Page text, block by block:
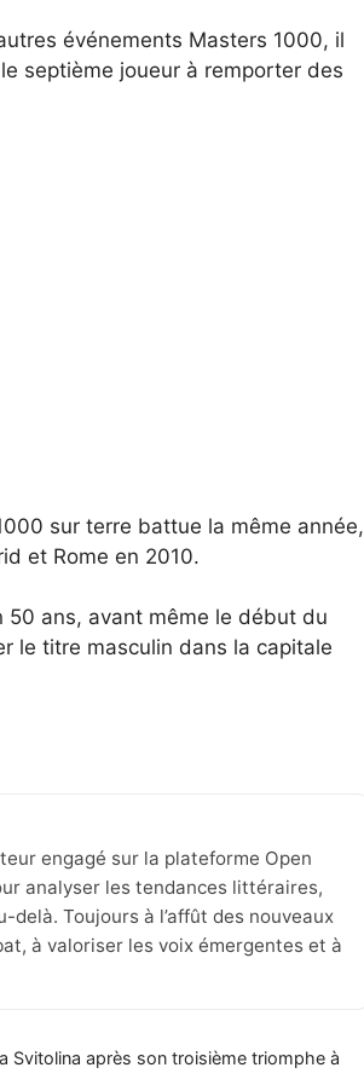
événements Masters 1000, il
septième joueur à remporter des
sur terre battue la même année,
et Rome en 2010.
50 ans, avant même le début du
le titre masculin dans la capitale
engagé sur la plateforme Open
analyser les tendances littéraires,
Toujours à l’affût des nouveaux
à valoriser les voix émergentes et à
Svitolina après son troisième triomphe à